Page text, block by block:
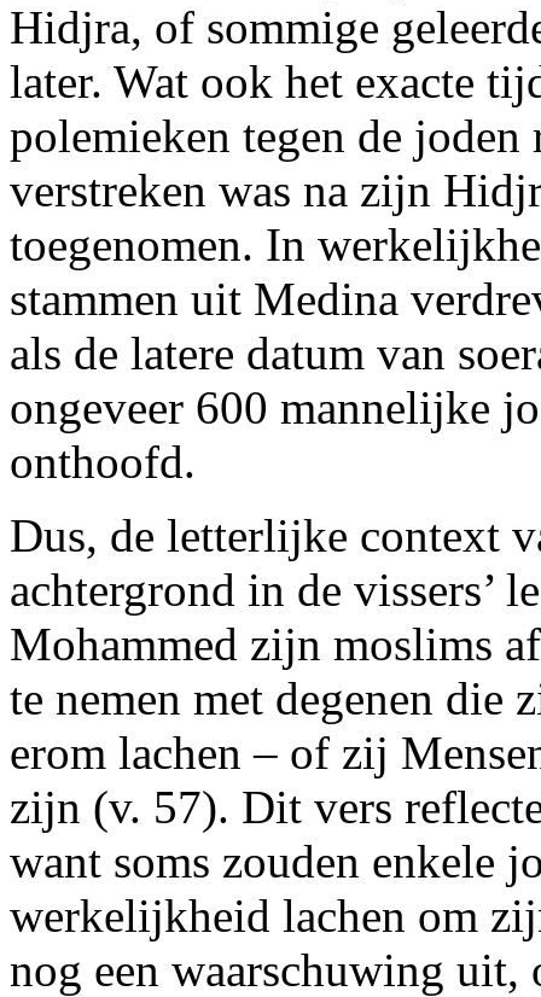
Hidjra, of sommige
later. Wat ook het exacte
polemieken tegen de
verstreken was na zijn
toegenomen. In
stammen uit Medina
als de latere datum van
ongeveer 600 mannelijke
onthoofd.
Dus, de letterlijke context
achtergrond in de vissers’
Mohammed zijn moslims
te nemen met degenen
erom lachen – of zij
zijn (v. 57). Dit vers
want soms zouden enkele
werkelijkheid lachen om
nog een waarschuwing